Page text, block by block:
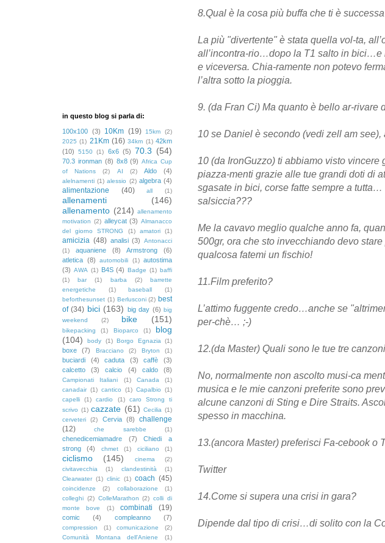
8.Qual è la cosa più buffa che ti è
La più "divertente" è stata quella vol-ta,
all’incontra-rio…dopo la T1 salto in bici…e
e viceversa. Chia-ramente non potevo
l’altra sotto la pioggia.
9. (da Fran Ci) Ma quanto è bello ar-rivare
10 se Daniel è secondo (vedi zell am
10 (da IronGuzzo) ti abbiamo visto
piazza-menti grazie alle tue grandi doti di
sgasate in bici, corse fatte sempre a
salsiccia???
Me la cavavo meglio qualche anno fa,
500gr, ora che sto invecchiando devo
qualcosa fatemi un fischio!
11.Film preferito?
L’attimo fuggente credo…anche se
per-chè… ;-)
12.(da Master) Quali sono le tue tre
No, normalmente non ascolto musi-ca
musica e le mie canzoni preferite sono
alcune canzoni di Sting e Dire Straits.
spesso in macchina.
13.(ancora Master) preferisci Fa-cebook o
Twitter
14.Come si supera una crisi in gara?
Dipende dal tipo di crisi…di solito con la
in questo blog si parla di:
100x100 (3) 10Km (19) 15km
(2)
2025 (1) 21Km (16) 34km (1) 42km
(10)
5150 (1) 6x6 (5) 70.3 (54)
70.3 ironman (8) 8x8 (9) Africa Cup
of Nations
(2) AI (2) Aldo (4)
alelnamenti (1) alessio (2) algebra (4)
alimentazione (40) all (1)
allenamenti
(146)
allenamento (214) allenamento
motivation (2) alleycat (3) Almanacco
del giorno STRONG
(1) amatori (1)
amicizia (48) analisi (3)
Antonacci
(1)
aquaniene (8) Armstrong
(6)
atletica (8) automobili (1) autostima
(3) AWA (1) B4S (4) Badge (1) baffi
(1)
bar (1) barba (2)
barrette
energetiche
(1) baseball
(1)
beforthesunset (1) Berlusconi (2) best
of (34) bici (163) big day (6) big
weekend
(2) bike (151)
bikepacking (1) Bioparco (1)
blog
(104)
body (1) Borgo Egnazia (1)
boxe (7) Bracciano (2) Bryton (1)
buciardi (4) caduta (3) caffè
(3)
calcetto
(3) calcio (4) caldo (8)
Campionati Italiani (1) Canada
(1)
canadair (1) cantico (1) Capalbio
(1)
capelli
(1) cardio (1)
caro Strong ti
scrivo (1) cazzate (61) Cecilia (1)
cerveteri
(2) Cervia (8)
challenge
(12)
che sarebbe (1)
chenedicemiamadre (7)
Chiedi a
strong
(4) chmet (1) ciciliano (1)
ciclismo (145) cinema
(2)
civitavecchia
(1) clandestinità
(1)
Clearwater (1) clinic (1) coach (45)
coincidenze (2) collaborazione
(1)
colleghi (2) ColleMarathon (2) colli di
monte bove
(1) combinati (19)
comic (4) compleanno (7)
compression (1) comunicazione
(2)
Comunità Montana dell'Aniene
(1)